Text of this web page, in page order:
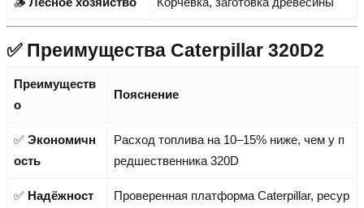
✅ Преимущества Caterpillar 320D2
Преимуществ
о
Пояснение
✅ Экономичн
ость
Расход топлива на 10–15% ниже, чем у п
редшественника 320D
✅ Надёжност
Проверенная платформа Caterpillar, ресур